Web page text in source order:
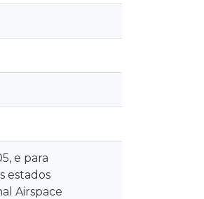
e para
estados
Airspace